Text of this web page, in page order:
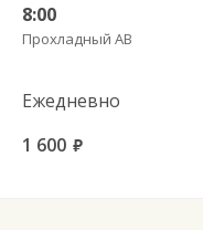
8:00
Прохладный АВ
Ежедневно
1 600 руб.